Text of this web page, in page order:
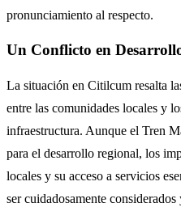
pronunciamiento al respecto.
Un Conflicto en
La situación en Citilcum resalta
entre las comunidades locales y
infraestructura. Aunque el Tren
para el desarrollo regional, los
locales y su acceso a servicios
ser cuidadosamente considerados